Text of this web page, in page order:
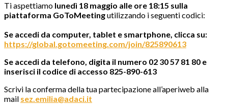
Ti aspettiamo lunedì 18 maggio alle ore 18:15 sulla
piattaforma GoToMeetingutilizzando i seguenti codici:
Se accedi da computer, tablet e smartphone, clicca su:
https://global.gotomeeting.com/join/825890613
Se accedi da telefono, digita il numero 02 30 57 81 80 e
inserisci il codice di accesso 825-890-613
Scrivi la conferma della tua partecipazione all’aperiweb alla
mail sez.emilia@adaci.it